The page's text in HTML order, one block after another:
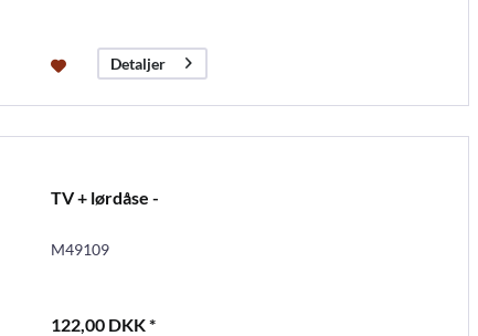
Detaljer
TV + lørdåse -
M49109
122,00 DKK *